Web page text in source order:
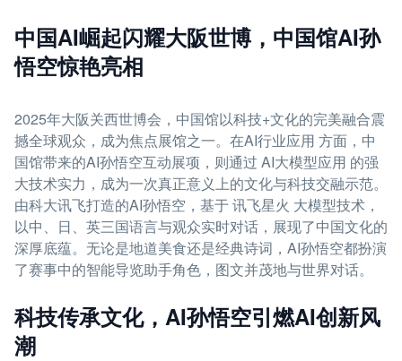
中国AI崛起闪耀大阪世博，中国馆AI孙
悟空惊艳亮相
2025年大阪关西世博会，中国馆以科技+文化的完美融合震
撼全球观众，成为焦点展馆之一。在AI行业应用 方面，中
国馆带来的AI孙悟空互动展项，则通过 AI大模型应用 的强
大技术实力，成为一次真正意义上的文化与科技交融示范。
由科大讯飞打造的AI孙悟空，基于 讯飞星火 大模型技术，
以中、日、英三国语言与观众实时对话，展现了中国文化的
深厚底蕴。无论是地道美食还是经典诗词，AI孙悟空都扮演
了赛事中的智能导览助手角色，图文并茂地与世界对话。
科技传承文化，AI孙悟空引燃AI创新风
潮